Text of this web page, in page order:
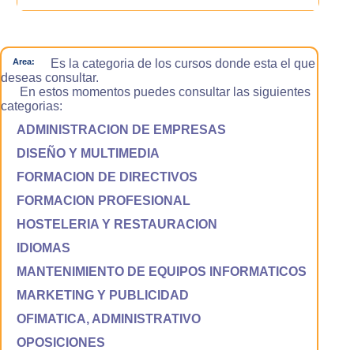
Area:
Es la categoria de los cursos donde esta el que
deseas consultar.
En estos momentos puedes consultar las siguientes
categorias:
ADMINISTRACION DE EMPRESAS
DISEÑO Y MULTIMEDIA
FORMACION DE DIRECTIVOS
FORMACION PROFESIONAL
HOSTELERIA Y RESTAURACION
IDIOMAS
MANTENIMIENTO DE EQUIPOS INFORMATICOS
MARKETING Y PUBLICIDAD
OFIMATICA, ADMINISTRATIVO
OPOSICIONES